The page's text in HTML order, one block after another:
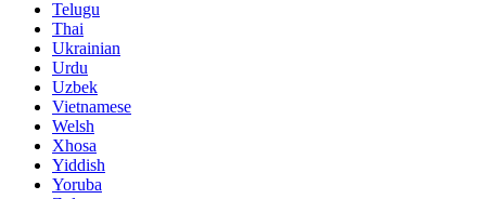
Telugu
Thai
Ukrainian
Urdu
Uzbek
Vietnamese
Welsh
Xhosa
Yiddish
Yoruba